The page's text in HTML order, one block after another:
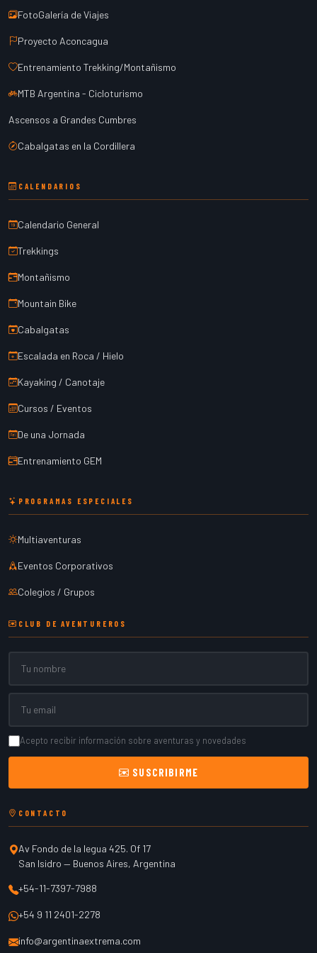
FotoGalería de Viajes
Proyecto Aconcagua
Entrenamiento Trekking/Montañismo
MTB Argentina - Cicloturismo
Ascensos a Grandes Cumbres
Cabalgatas en la Cordillera
CALENDARIOS
Calendario General
Trekkings
Montañismo
Mountain Bike
Cabalgatas
Escalada en Roca / Hielo
Kayaking / Canotaje
Cursos / Eventos
De una Jornada
Entrenamiento GEM
PROGRAMAS ESPECIALES
Multiaventuras
Eventos Corporativos
Colegios / Grupos
CLUB DE AVENTUREROS
Acepto recibir información sobre aventuras y novedades
SUSCRIBIRME
CONTACTO
Av Fondo de la legua 425. Of 17
San Isidro — Buenos Aires, Argentina
+54-11-7397-7988
+54 9 11 2401-2278
info@argentinaextrema.com